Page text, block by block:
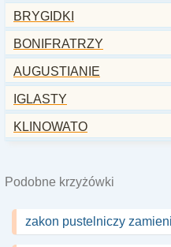
BRYGIDKI
BONIFRATRZY
AUGUSTIANIE
IGLASTY
KLINOWATO
Podobne krzyżówki
zakon pustelniczy